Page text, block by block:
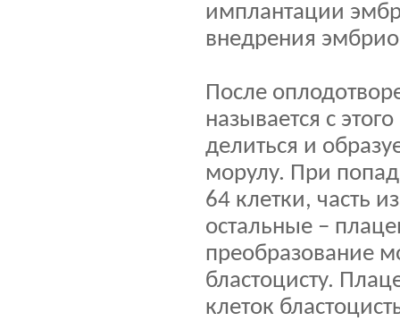
имплантации
внедрения
После
называется с
делиться и
морулу. При
64 клетки, часть
остальные –
преобразование
бластоцисту.
клеток